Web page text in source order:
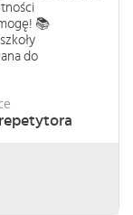
📚
do